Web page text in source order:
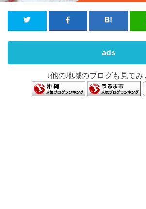
ads
↓他の地域のブログも見てみ